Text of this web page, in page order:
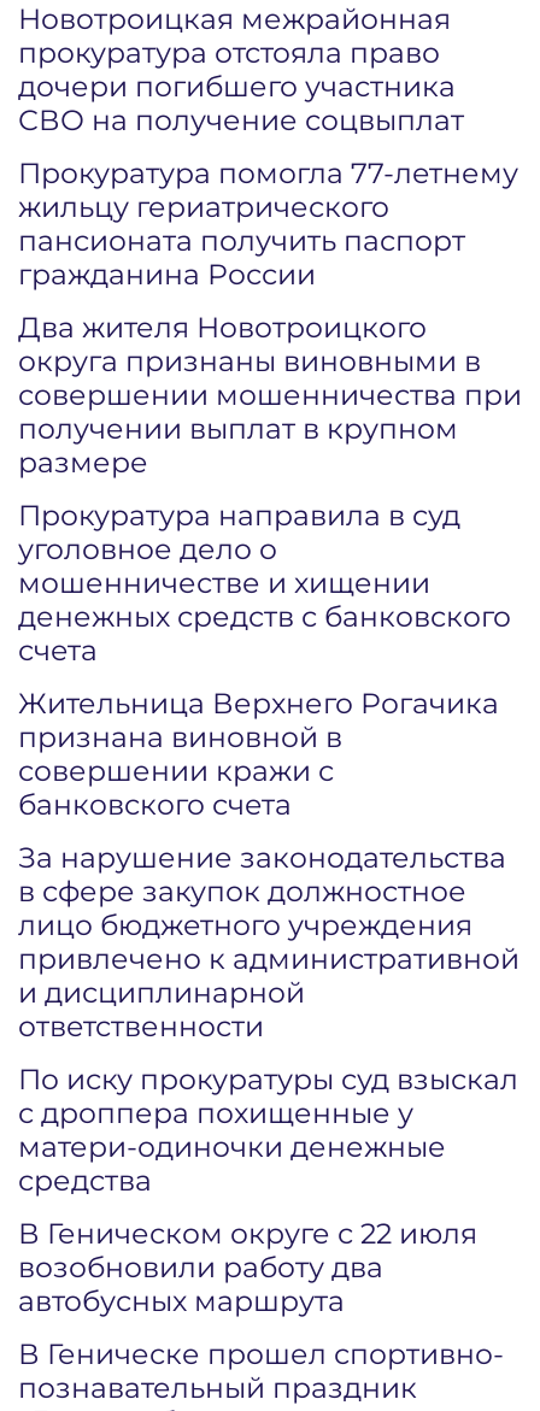
Новотроицкая межрайонная
прокуратура отстояла право
дочери погибшего участника
СВО на получение соцвыплат
Прокуратура помогла 77-летнему
жильцу гериатрического
пансионата получить паспорт
гражданина России
Два жителя Новотроицкого
округа признаны виновными в
совершении мошенничества при
получении выплат в крупном
размере
Прокуратура направила в суд
уголовное дело о
мошенничестве и хищении
денежных средств с банковского
счета
Жительница Верхнего Рогачика
признана виновной в
совершении кражи с
банковского счета
За нарушение законодательства
в сфере закупок должностное
лицо бюджетного учреждения
привлечено к административной
и дисциплинарной
ответственности
По иску прокуратуры суд взыскал
с дроппера похищенные у
матери-одиночки денежные
средства
В Геническом округе с 22 июля
возобновили работу два
автобусных маршрута
В Геническе прошел спортивно-
познавательный праздник